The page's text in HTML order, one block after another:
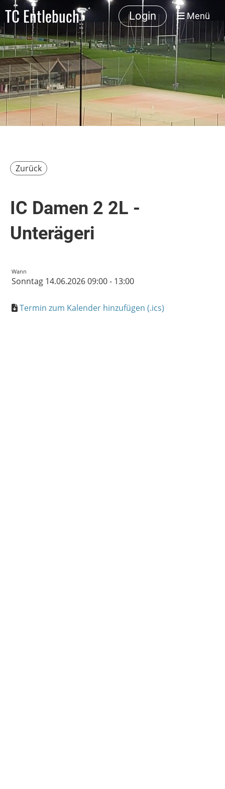
TC Entlebuch Login Menü
Zurück
IC Damen 2 2L -
Unterägeri
Wann
Sonntag 14.06.2026 09:00 - 13:00
Termin zum Kalender hinzufügen (.ics)